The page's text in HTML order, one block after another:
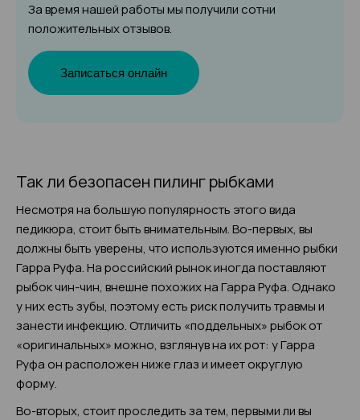
За время нашей работы мы получили сотни
положительных отзывов.
Записаться онлайн
Так ли безопасен пилинг рыбками
Несмотря на большую популярность этого вида
педикюра, стоит быть внимательным. Во-первых, вы
должны быть уверены, что используются именно рыбки
Гарра Руфа. На российский рынок иногда поставляют
рыбок чин-чин, внешне похожих на Гарра Руфа. Однако
у них есть зубы, поэтому есть риск получить травмы и
занести инфекцию. Отличить «поддельных» рыбок от
«оригинальных» можно, взглянув на их рот: у Гарра
Руфа он расположен ниже глаз и имеет округлую
форму.
Во-вторых, стоит проследить за тем, первыми ли вы